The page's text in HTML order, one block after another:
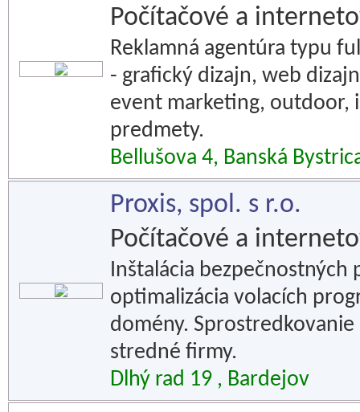
Počítačové a
Reklamná agentúra typu
- grafický dizajn, web
event marketing, outdoor,
predmety.
Bellušova 4, Banská
Proxis, spol. s r.o.
Počítačové a
Inštalácia bezpečnostných
optimalizácia volacích
domény.
stredné firmy.
Dlhý rad 19 , Bardejov